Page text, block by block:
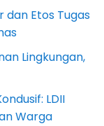
Etos Tugas
Lingkungan,
LDII
Warga